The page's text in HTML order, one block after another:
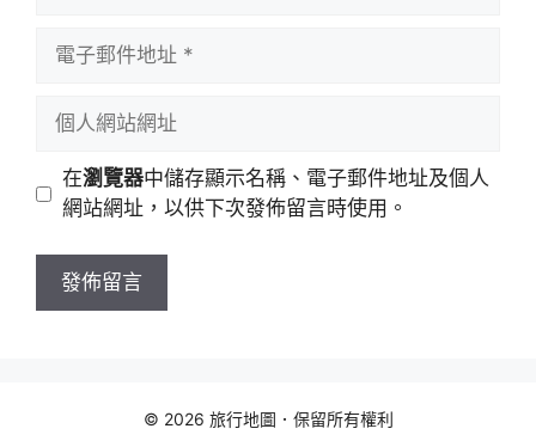
址
站
址
在瀏覽器中儲存顯示名稱、電子郵件地址及個人
網站網址，以供下次發佈留言時使用。
© 2026 旅行地圖．保留所有權利